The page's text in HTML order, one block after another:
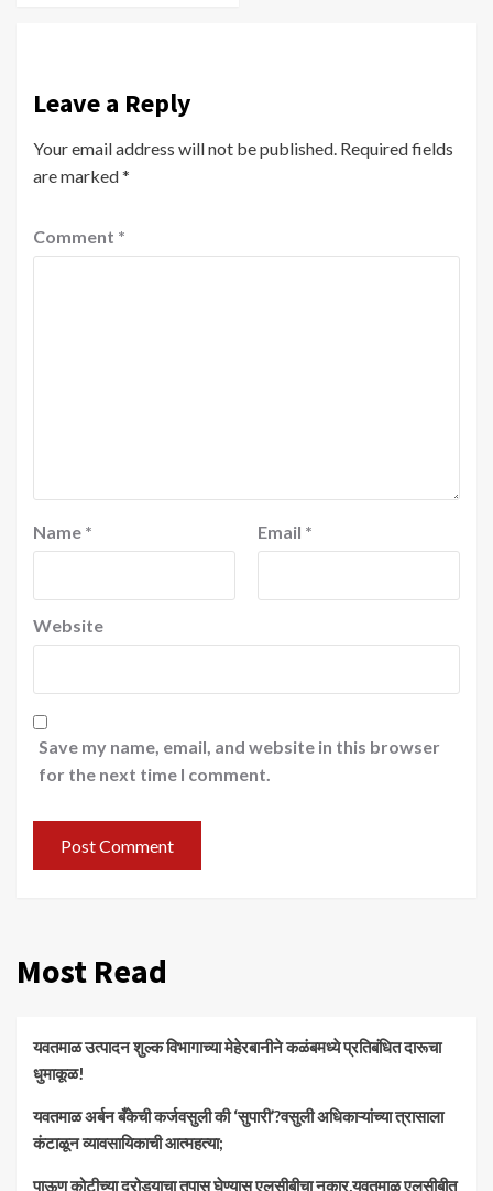
Leave a Reply
Your email address will not be published. Required fields
are marked*
Comment *
Name * Email *
Website
Save my name, email, and website in this browser
for the next time I comment.
Most Read
यवतमाळ उत्पादन शुल्क विभागाच्या मेहेरबानीने कळंबमध्ये प्रतिबंधित दारूचा
धुमाकूळ!
​यवतमाळ अर्बन बँकेची कर्जवसुली की ‘सुपारी’?वसुली अधिकाऱ्यांच्या त्रासाला
कंटाळून व्यावसायिकाची आत्महत्या;
पाऊण कोटीच्या दरोड्याचा तपास घेण्यास एलसीबीचा नकार,यवतमाळ एलसीबीत